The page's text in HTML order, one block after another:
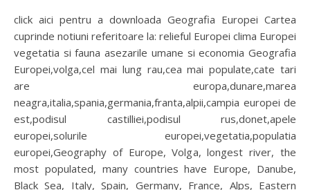
click aici pentru a downloada Geografia Europei Cartea
cuprinde notiuni referitoare la: relieful Europei clima Europei
vegetatia si fauna asezarile umane si economia Geografia
Europei,volga,cel mai lung rau,cea mai populate,cate tari
are europa,dunare,marea
neagra,italia,spania,germania,franta,alpii,campia europei de
est,podisul castilliei,podisul rus,donet,apele
europei,solurile europei,vegetatia,populatia
europei,Geography of Europe, Volga, longest river, the
most populated, many countries have Europe, Danube,
Black Sea, Italy, Spain, Germany, France, Alps, Eastern